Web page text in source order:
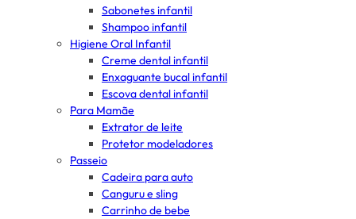
Sabonetes infantil
Shampoo infantil
Higiene Oral Infantil
Creme dental infantil
Enxaguante bucal infantil
Escova dental infantil
Para Mamãe
Extrator de leite
Protetor modeladores
Passeio
Cadeira para auto
Canguru e sling
Carrinho de bebe